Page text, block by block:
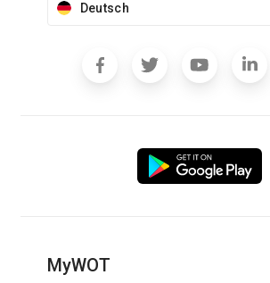
Deutsch
MyWOT